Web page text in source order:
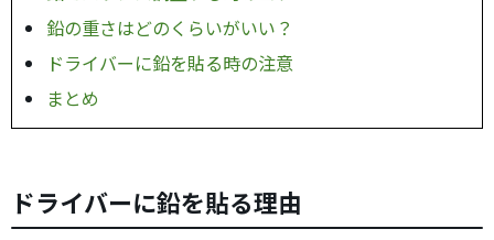
鉛の重さはどのくらいがいい？
ドライバーに鉛を貼る時の注意
まとめ
ドライバーに鉛を貼る理由